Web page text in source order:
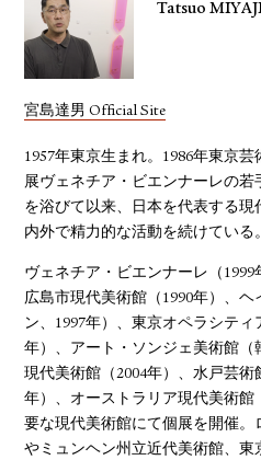
Tatsuo
宮島達男 Official Site
1957年東京生まれ。1986年東京
展ヴェネチア・ビエンナーレの若
を浴びて以来、日本を代表する現
内外で精力的な活動を続けている
ヴェネチア・ビエンナーレ（1999
広島市現代美術館（1990年）、
ン、1997年）、東京オペラシテ
年）、アート・ソンジェ美術館（
現代美術館（2004年）、水戸芸
年）、オーストラリア現代美術館
要な現代美術館にて個展を開催。
やミュンヘン州立近代美術館、